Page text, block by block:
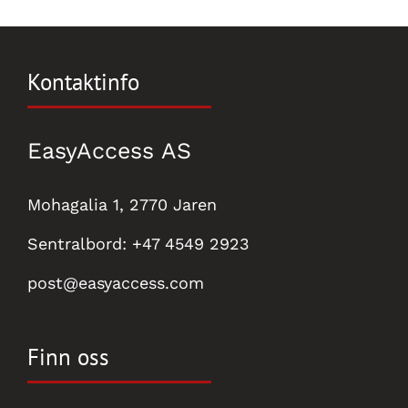
Kontaktinfo
EasyAccess AS
Mohagalia 1, 2770 Jaren
Sentralbord: +47 4549 2923
post@easyaccess.com
Finn oss